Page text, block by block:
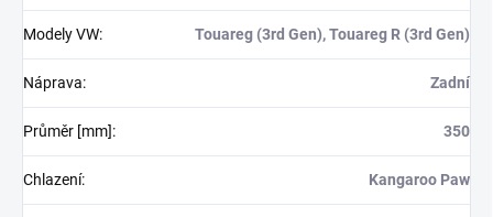
Modely VW: Touareg (3rd Gen), Touareg R (3rd Gen)
Náprava: Zadní
Průměr [mm]: 350
Chlazení: Kangaroo Paw